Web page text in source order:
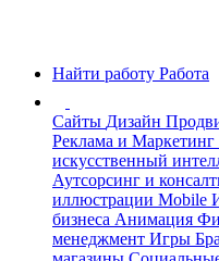
Найти работу Работа
Сайты Дизайн
Реклама и Маркетинг
искусственный
Аутсорсинг и
иллюстрации Mobile
бизнеса Анимация
менеджмент Игры